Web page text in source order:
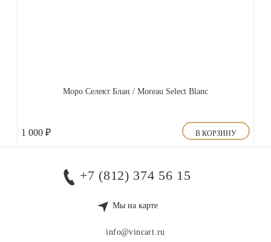
Моро Селект Блан / Moreau Select Blanc
1 000 ₽ В КОРЗИНУ
+7 (812) 374 56 15
Мы на карте
info@vincart.ru